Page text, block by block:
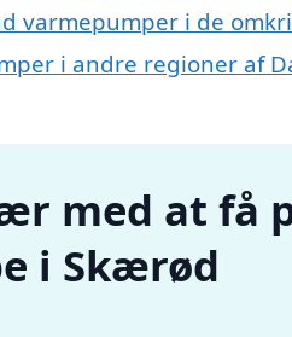
varmepumper i de
i andre regioner af
med at få
i Skærød